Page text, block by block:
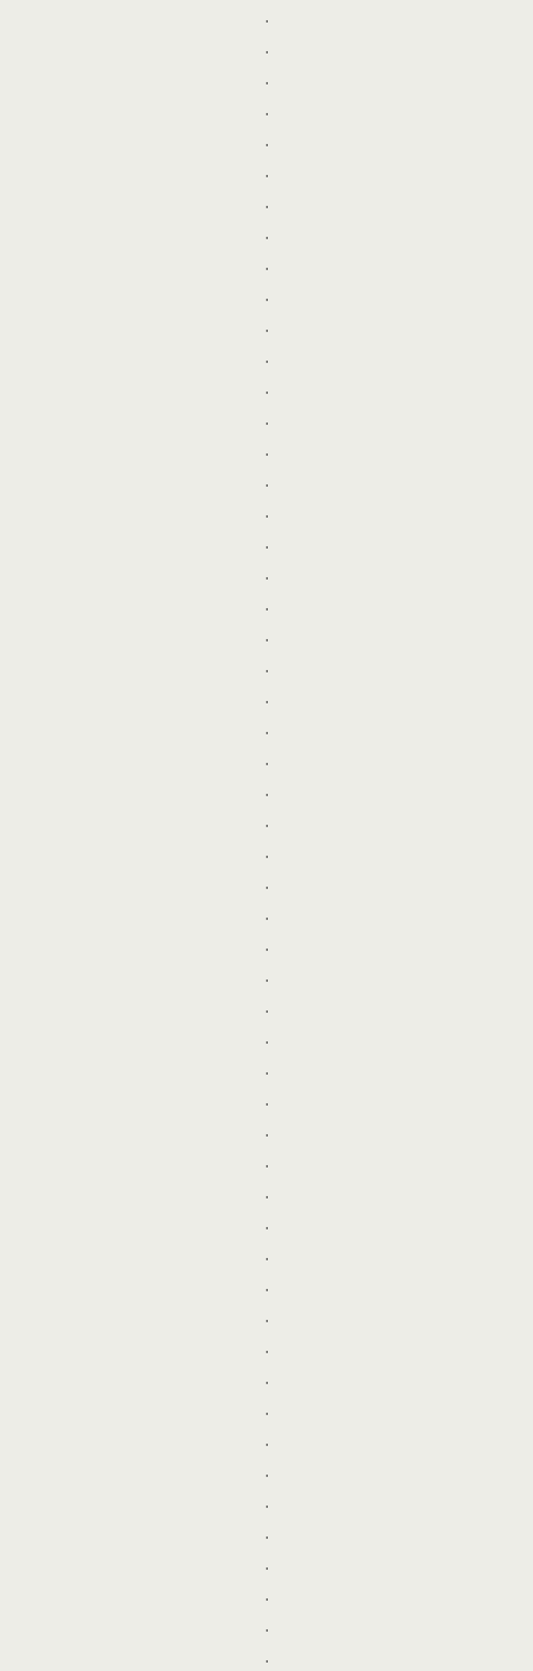
.
.
.
.
.
.
.
.
.
.
.
.
.
.
.
.
.
.
.
.
.
.
.
.
.
.
.
.
.
.
.
.
.
.
.
.
.
.
.
.
.
.
.
.
.
.
.
.
.
.
.
.
.
.